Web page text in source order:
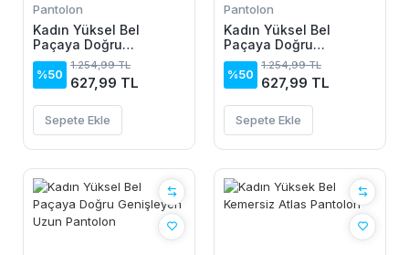
Pantolon
Kadın Yüksel Bel
Paçaya Doğru
Genişleyen Uzun
Pantolon
%50
1.254,99 TL
627,99 TL
Sepete Ekle
Pantolon
Kadın Yüksel Bel
Paçaya Doğru
Genişleyen Uzun
Pantolon
%50
1.254,99 TL
627,99 TL
Sepete Ekle